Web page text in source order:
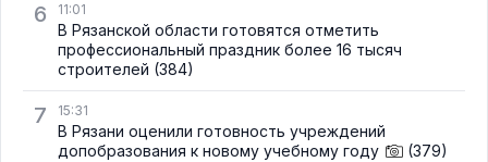
6 11:01
В Рязанской области готовятся отметить
профессиональный праздник более 16 тысяч
строителей (384)
7 15:31
В Рязани оценили готовность учреждений
допобразования к новому учебному году
(379)